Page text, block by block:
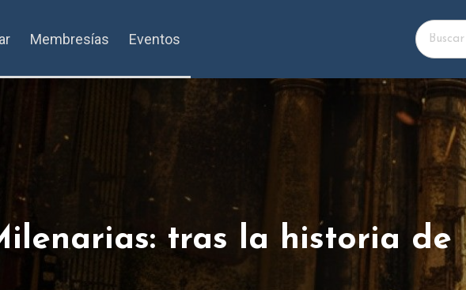
Membresías Eventos
tras la historia de